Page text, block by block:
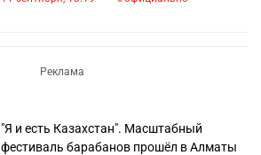
"Я и есть Казахстан". Масштабный
фестиваль барабанов прошёл в Алматы